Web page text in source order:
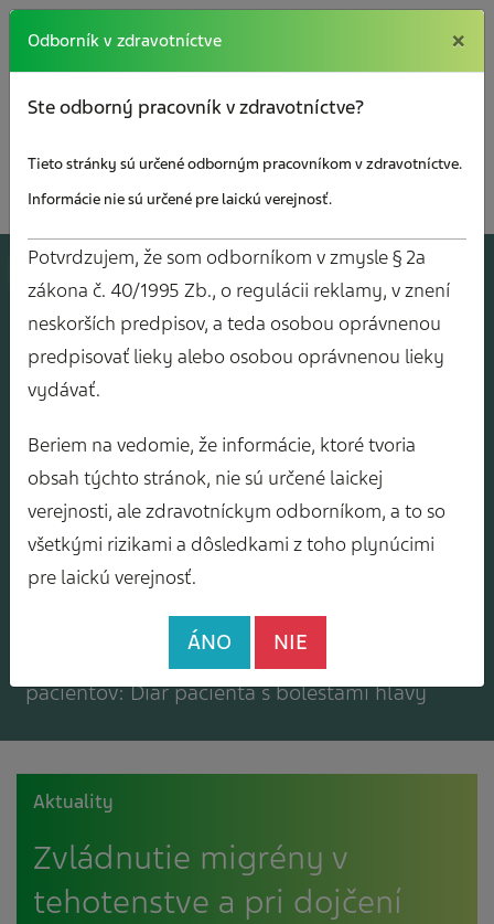
×
AJOV Y
Mám záujem o zasielanie odborného
spravodajcu
pacientov: Diár pacienta s bolesťami hlavy
Aktuality
Zvládnutie migrény v
tehotenstve a pri dojčení
Odborník v zdravotníctve ×
Ste odborný pracovník v zdravotníctve?
Tieto stránky sú určené odborným pracovníkom v zdravotníctve.
Informácie nie sú určené pre laickú verejnosť.
Potvrdzujem, že som odborníkom v zmysle § 2a
zákona č. 40/1995 Zb., o regulácii reklamy, v znení
neskorších predpisov, a teda osobou oprávnenou
predpisovať lieky alebo osobou oprávnenou lieky
vydávať.
Beriem na vedomie, že informácie, ktoré tvoria
obsah týchto stránok, nie sú určené laickej
verejnosti, ale zdravotníckym odborníkom, a to so
všetkými rizikami a dôsledkami z toho plynúcimi
pre laickú verejnosť.
ÁNO NIE